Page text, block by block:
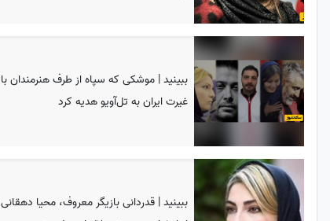
ببینید | موشکی که سپاه از طرف هنرمندان با
غیرت ایران به تل‌آویو هدیه کرد
ببینید | قدردانی بازیگر معروف، محیا دهقانی